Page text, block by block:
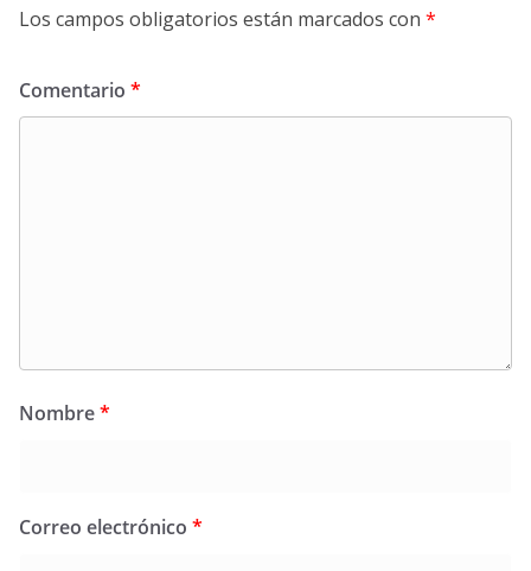
Los campos obligatorios están marcados con *
Comentario *
Nombre*
Correo electrónico *